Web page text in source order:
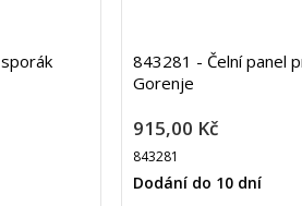
843281 - Čelní panel
Gorenje
915,00 Kč
843281
Dodání do 10 dní